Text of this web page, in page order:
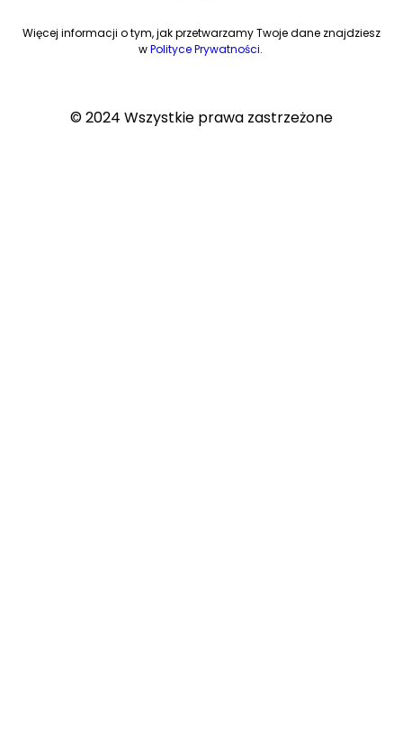
Więcej informacji o tym, jak przetwarzamy Twoje dane znajdziesz
wPolityce Prywatności.
© 2024 Wszystkie prawa zastrzeżone